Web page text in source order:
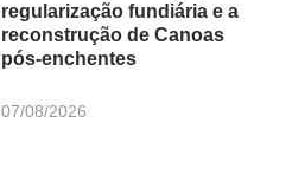
regularização fundiária e a
reconstrução de Canoas
pós-enchentes
07/08/2026